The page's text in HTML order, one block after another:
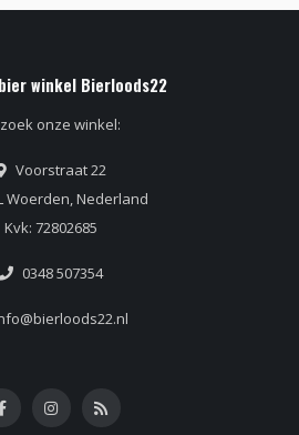
winkel Bierloods22
onze winkel:
Voorstraat 22
Woerden, Nederland
Kvk: 72802685
0348 507354